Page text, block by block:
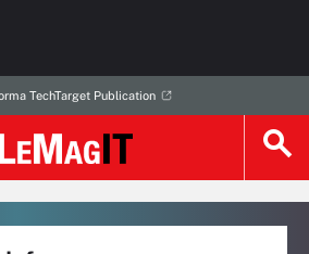
TechTarget Publication